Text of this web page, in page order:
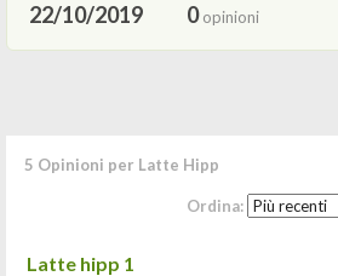
22/10/2019 0opinioni
5 Opinioni per Latte Hipp
Ordina:
Latte hipp 1